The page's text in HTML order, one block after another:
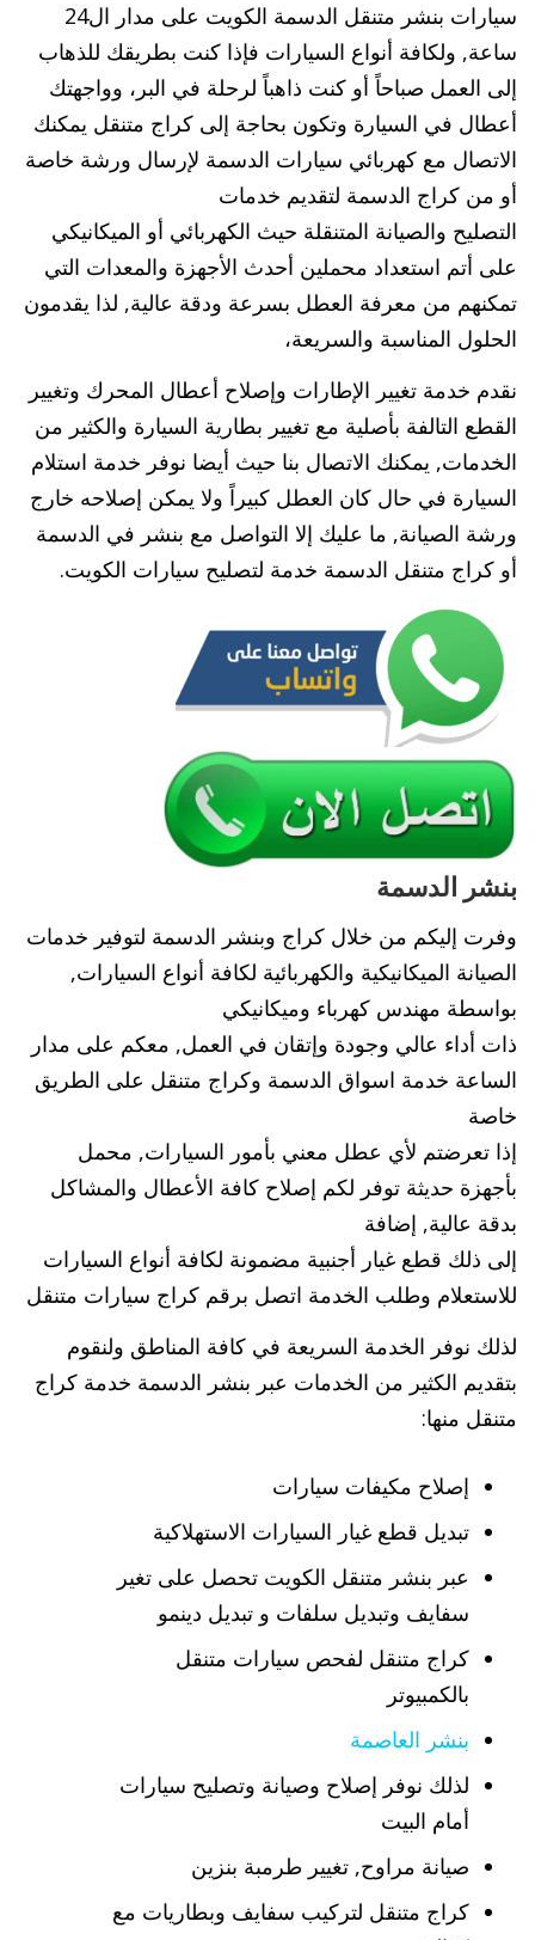
سيارات بنشر متنقل الدسمة الكويت على مدار ال24
ساعة, ولكافة أنواع السيارات فإذا كنت بطريقك للذهاب
إلى العمل صباحاً أو كنت ذاهباً لرحلة في البر، وواجهتك
أعطال في السيارة وتكون بحاجة إلى كراج متنقل يمكنك
الاتصال مع كهربائي سيارات الدسمة لإرسال ورشة خاصة
أو من كراج الدسمة لتقديم خدمات
التصليح والصيانة المتنقلة حيث الكهربائي أو الميكانيكي
على أتم استعداد محملين أحدث الأجهزة والمعدات التي
تمكنهم من معرفة العطل بسرعة ودقة عالية, لذا يقدمون
الحلول المناسبة والسريعة،
نقدم خدمة تغيير الإطارات وإصلاح أعطال المحرك وتغيير
القطع التالفة بأصلية مع تغيير بطارية السيارة والكثير من
الخدمات, يمكنك الاتصال بنا حيث أيضا نوفر خدمة استلام
السيارة في حال كان العطل كبيراً ولا يمكن إصلاحه خارج
ورشة الصيانة, ما عليك إلا التواصل مع بنشر في الدسمة
أو كراج متنقل الدسمة خدمة لتصليح سيارات الكويت.
بنشر الدسمة
وفرت إليكم من خلال كراج وبنشر الدسمة لتوفير خدمات
الصيانة الميكانيكية والكهربائية لكافة أنواع السيارات,
بواسطة مهندس كهرباء وميكانيكي
ذات أداء عالي وجودة وإتقان في العمل, معكم على مدار
الساعة خدمة اسواق الدسمة وكراج متنقل على الطريق
خاصة
إذا تعرضتم لأي عطل معني بأمور السيارات, محمل
بأجهزة حديثة توفر لكم إصلاح كافة الأعطال والمشاكل
بدقة عالية, إضافة
إلى ذلك قطع غيار أجنبية مضمونة لكافة أنواع السيارات
للاستعلام وطلب الخدمة اتصل برقم كراج سيارات متنقل
لذلك نوفر الخدمة السريعة في كافة المناطق ولنقوم
بتقديم الكثير من الخدمات عبر بنشر الدسمة خدمة كراج
متنقل منها:
إصلاح مكيفات سيارات
تبديل قطع غيار السيارات الاستهلاكية
عبر بنشر متنقل الكويت تحصل على تغير
سفايف وتبديل سلفات و تبديل دينمو
كراج متنقل لفحص سيارات متنقل
بالكمبيوتر
بنشر العاصمة
لذلك نوفر إصلاح وصيانة وتصليح سيارات
أمام البيت
صيانة مراوح, تغيير طرمبة بنزين
كراج متنقل لتركيب سفايف وبطاريات مع